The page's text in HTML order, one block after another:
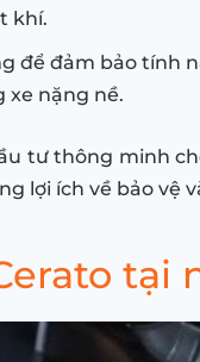
khí.
để đảm bảo tính
xe nặng nề.
tư thông minh
lợi ích về bảo vệ
tại